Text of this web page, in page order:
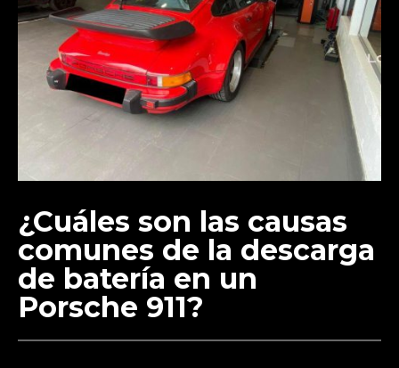
¿Cuáles son las causas
comunes de la descarga
de batería en un
Porsche 911?